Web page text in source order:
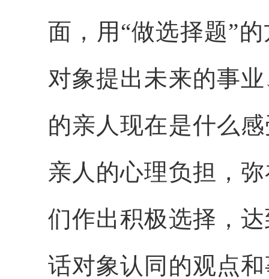
面，用“做选择题”
对象提出未来的事
的亲人现在是什么
亲人的心理负担，
们作出积极选择，
话对象认同的观点